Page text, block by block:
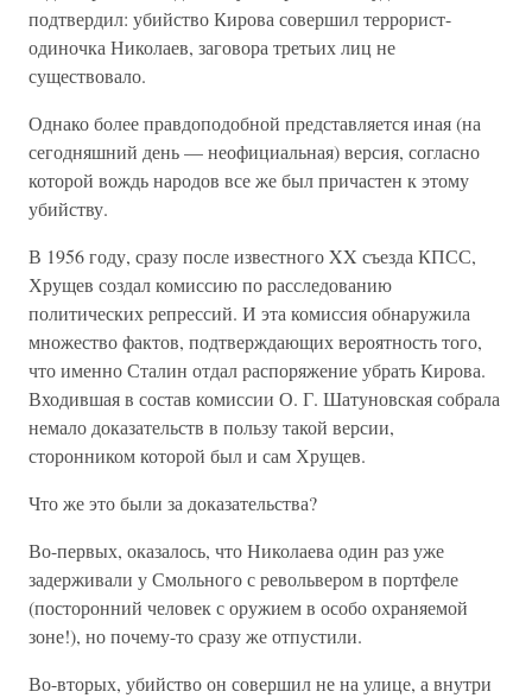
подтвердил: убийство Кирова совершил террорист-
одиночка Николаев, заговора третьих лиц не
существовало.
Однако более правдоподобной представляется иная (на
сегодняшний день — неофициальная) версия, согласно
которой вождь народов все же был причастен к этому
убийству.
В 1956 году, сразу после известного XX съезда КПСС,
Хрущев создал комиссию по расследованию
политических репрессий. И эта комиссия обнаружила
множество фактов, подтверждающих вероятность того,
что именно Сталин отдал распоряжение убрать Кирова.
Входившая в состав комиссии О. Г. Шатуновская собрала
немало доказательств в пользу такой версии,
сторонником которой был и сам Хрущев.
Что же это были за доказательства?
Во-первых, оказалось, что Николаева один раз уже
задерживали у Смольного с револьвером в портфеле
(посторонний человек с оружием в особо охраняемой
зоне!), но почему-то сразу же отпустили.
Во-вторых, убийство он совершил не на улице, а внутри